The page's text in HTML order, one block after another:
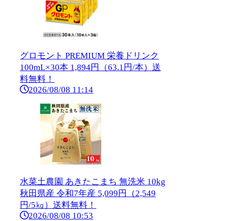
グロモント PREMIUM 栄養ドリンク
100mL×30本 1,894円（63.1円/本）送
料無料！
2026/08/08 11:14
水菜土農園 あきたこまち 無洗米 10kg
秋田県産 令和7年産 5,099円（2,549
円/5㎏）送料無料！
2026/08/08 10:53